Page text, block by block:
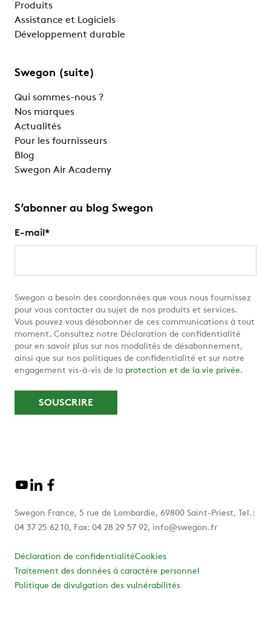
Produits
Assistance et Logiciels
Développement durable
Swegon (suite)
Qui sommes-nous ?
Nos marques
Actualités
Pour les fournisseurs
Blog
Swegon Air Academy
S’abonner au blog Swegon
E-mail *
Swegon a besoin des coordonnées que vous nous fournissez
pour vous contacter au sujet de nos produits et services.
Vous pouvez vous désabonner de ces communications à tout
moment. Consultez notre Déclaration de confidentialité
pour en savoir plus sur nos modalités de désabonnement,
ainsi que sur nos politiques de confidentialité et sur notre
engagement vis-à-vis de la protection et de la vie privée.
Swegon France, 5 rue de Lombardie, 69800 Saint-Priest, Tel.:
04 37 25 62 10, Fax: 04 28 29 57 92, info@swegon.fr
Déclaration de confidentialitéCookies
Traitement des données à caractère personnel
Politique de divulgation des vulnérabilités